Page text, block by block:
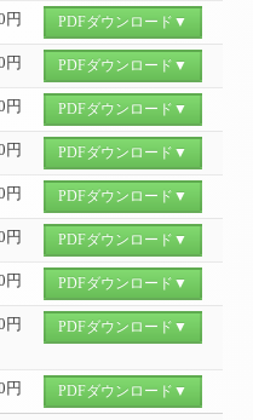
円 PDFダウンロード▼
円 PDFダウンロード▼
円 PDFダウンロード▼
円 PDFダウンロード▼
円 PDFダウンロード▼
円 PDFダウンロード▼
円 PDFダウンロード▼
円 PDFダウンロード▼
円 PDFダウンロード▼